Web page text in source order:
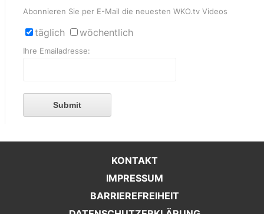
Abonnieren Sie per E-Mail die neuesten WKO.tv Videos
täglich wöchentlich
Ihre Emailadresse:
Submit
KONTAKT
IMPRESSUM
BARRIEREFREIHEIT